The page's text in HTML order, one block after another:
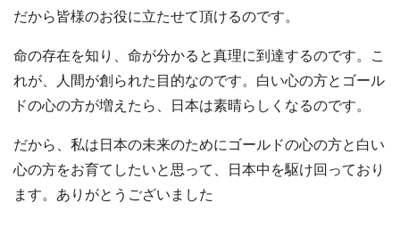
だから皆様のお役に立たせて頂けるのです。
命の存在を知り、命が分かると真理に到達するのです。こ
れが、人間が創られた目的なのです。白い心の方とゴール
ドの心の方が増えたら、日本は素晴らしくなるのです。
だから、私は日本の未来のためにゴールドの心の方と白い
心の方をお育てしたいと思って、日本中を駆け回っており
ます。ありがとうございました